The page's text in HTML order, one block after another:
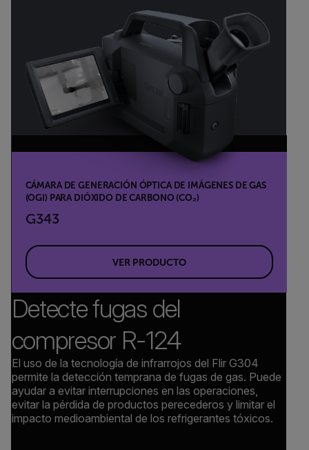
CÁMARA DE GENERACIÓN ÓPTICA DE IMÁGENES DE GAS
(OGI) PARA DIÓXIDO DE CARBONO (CO₂)
G343
VER PRODUCTO
Detecte fugas del
compresor R-124
El uso de la tecnología de infrarrojos del Flir G304
permite la detección temprana de fugas de gas. Puede
ayudar a evitar interrupciones en las operaciones,
evitar la pérdida de productos perecederos y limitar el
impacto medioambiental de los refrigerantes tóxicos.